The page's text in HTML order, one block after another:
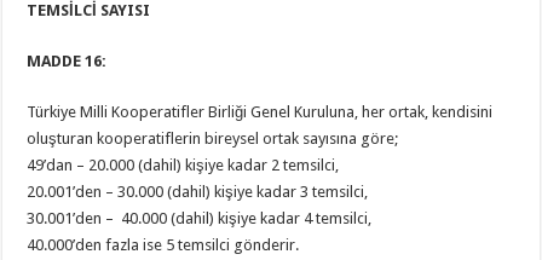
TEMSİLCİ SAYISI
MADDE 16:
Türkiye Milli Kooperatifler Birliği Genel Kuruluna, her ortak, kendisini
oluşturan kooperatiflerin bireysel ortak sayısına göre;
49’dan – 20.000 (dahil) kişiye kadar 2 temsilci,
20.001’den – 30.000 (dahil) kişiye kadar 3 temsilci,
30.001’den – 40.000 (dahil) kişiye kadar 4 temsilci,
40.000’den fazla ise 5 temsilci gönderir.